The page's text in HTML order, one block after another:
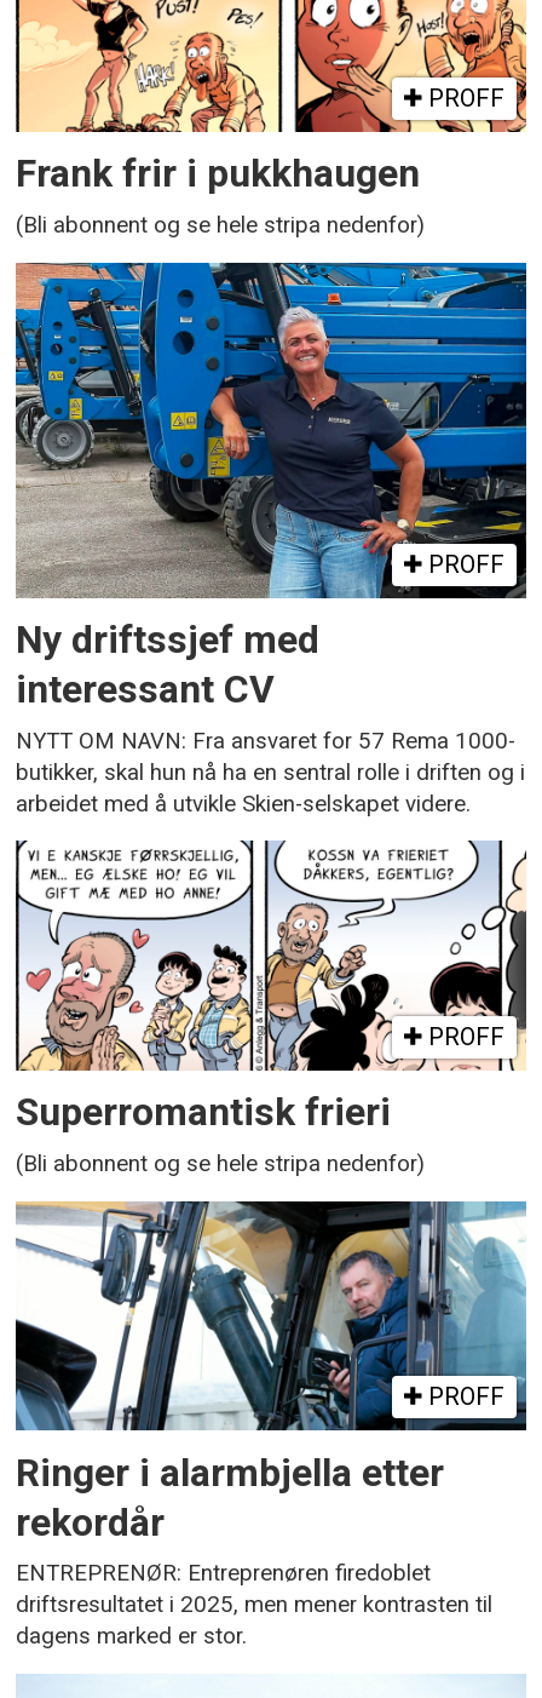
PROFF
Frank frir i pukkhaugen
(Bli abonnent og se hele stripa nedenfor)
PROFF
Ny driftssjef med
interessant CV
NYTT OM NAVN: Fra ansvaret for 57 Rema 1000-
butikker, skal hun nå ha en sentral rolle i driften og i
arbeidet med å utvikle Skien-selskapet videre.
PROFF
Superromantisk frieri
(Bli abonnent og se hele stripa nedenfor)
PROFF
Ringer i alarmbjella etter
rekordår
ENTREPRENØR: Entreprenøren firedoblet
driftsresultatet i 2025, men mener kontrasten til
dagens marked er stor.